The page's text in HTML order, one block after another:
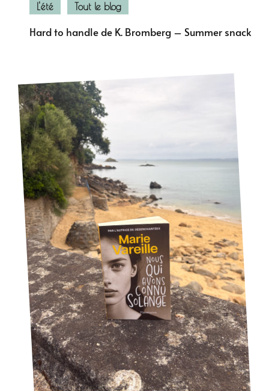
L'été Tout le blog
Hard to handle de K. Bromberg – Summer snack